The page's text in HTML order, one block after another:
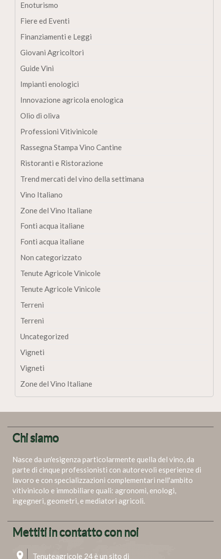
Enoturismo
Fiere ed Eventi
Finanziamenti e Leggi
Giovani Agricoltori
Guide Vini
Impianti enologici
Innovazione agricola enologica
Olio di oliva
Professioni Vitivinicole
Rassegna Stampa Vino Cantine
Ristoranti e Ristorazione
Trend mercati del vino della settimana
Vino Italiano
Zone del Vino Italiane
Fonti acqua italiane
Fonti acqua italiane
Non categorizzato
Tenute Agricole Vinicole
Tenute Agricole Vinicole
Terreni
Terreni
Uncategorized
Vigneti
Vigneti
Zone del Vino Italiane
Chi siamo
Nasce da un'esigenza particolarmente quella del vino, da
parte di cinque professionisti con autorevoli esperienze di
lavoro e con specializzazioni complementari nell'ambito
vitivinicolo e immobiliare quali: agronomi, enologi,
ingegneri, geometri, e mediatori agricoli.
Mettiti in contatto con noi
Tenuteagricole 24 è un sito di